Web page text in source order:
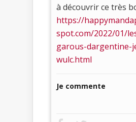
à découvrir ce très
https://
spot.com/2022/01/
garous-dargentine-
wulc.html
Je commente